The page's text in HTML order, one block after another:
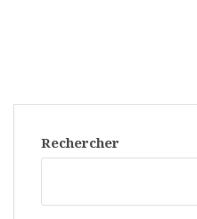
Rechercher